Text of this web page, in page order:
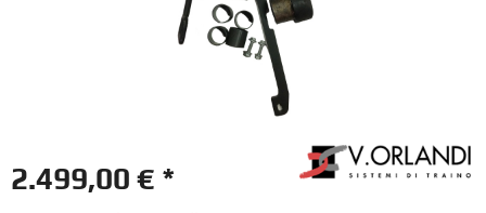
2.499,00 € *